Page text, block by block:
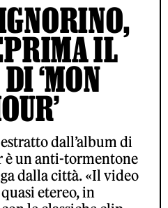
IL
‘MON
dall’album di
è un anti-tormentone
dalla città. «Il video
etereo, in